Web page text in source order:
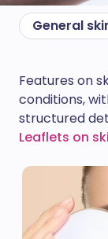
General
Features on
conditions,
structured
Leaflets on